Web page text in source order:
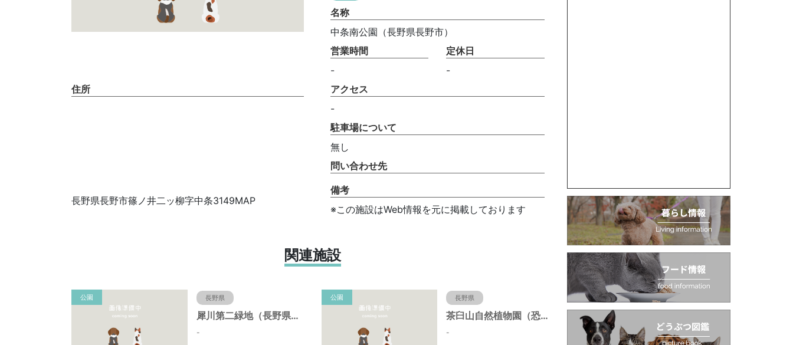
名称
中条南公園（長野県長野市）
営業時間
-
定休日
-
住所
長野県長野市篠ノ井二ッ柳字中条3149MAP
アクセス
-
駐車場について
無し
問い合わせ先
備考
※この施設はWeb情報を元に掲載しております
関連施設
公園 長野県
犀川第二緑地（長野県長野市）
-
公園 長野県
茶臼山自然植物園（恐竜園）（長野県長野市）
-